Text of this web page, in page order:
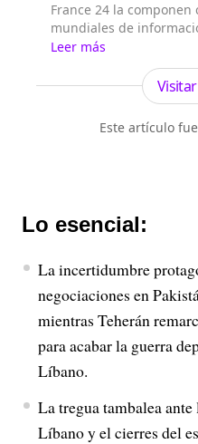
France 24 la componen
mundiales de
árabe, inglés y
355 millones de
France 24 cuenta con
telespectadores
en 67 países de los
menos una de las
Leer más
Este artículo
Lo esencial:
La incertidumbre
negociaciones en
mientras Teherán
para acabar la guerra
Líbano.
La tregua tambalea
Líbano y el cierres del